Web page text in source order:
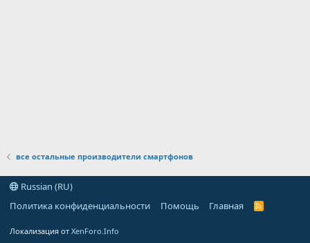
все остальные производители смартфонов
Russian (RU)
Политика конфиденциальности
Помощь Главная
R
Локализация от XenForo.Info